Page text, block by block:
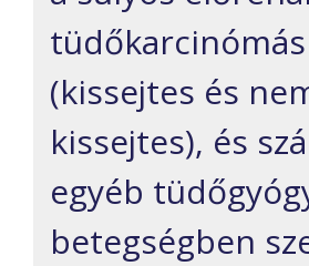
tüdőkarcinómás
(kissejtes és
kissejtes), és
egyéb
betegségben